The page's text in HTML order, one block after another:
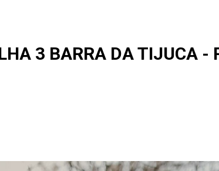
3 BARRA DA TIJUCA -